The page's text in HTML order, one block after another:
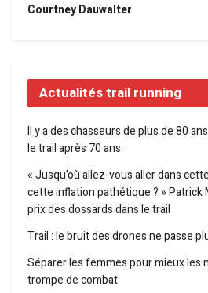
Courtney Dauwalter
Actualités trail running
Il y a des chasseurs de plus de 80
le trail après 70 ans
« Jusqu’où allez-vous aller dans
cette inflation pathétique ? » Patrick
prix des dossards dans le trail
Trail : le bruit des drones ne passe
Séparer les femmes pour mieux les
trompe de combat